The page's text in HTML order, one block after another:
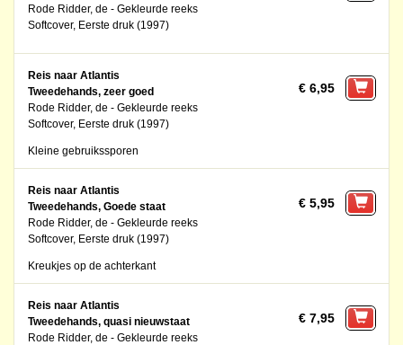
Rode Ridder, de - Gekleurde reeks
Softcover, Eerste druk (1997)
Reis naar Atlantis
Tweedehands, zeer goed
Rode Ridder, de - Gekleurde reeks
Softcover, Eerste druk (1997)
Kleine gebruikssporen
€ 6,95
Reis naar Atlantis
Tweedehands, Goede staat
Rode Ridder, de - Gekleurde reeks
Softcover, Eerste druk (1997)
Kreukjes op de achterkant
€ 5,95
Reis naar Atlantis
Tweedehands, quasi nieuwstaat
Rode Ridder, de - Gekleurde reeks
€ 7,95